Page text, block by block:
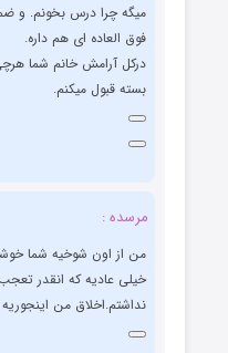
میگه چرا درس بخونم. و
فوق العاده ای هم داره.
درکل آرامش خانم شما
بسته قبول میکنم.
مرسده :
من از اون شوخیه شما
خیلی عادیه که انقدر
نداشتم.اخلاق من